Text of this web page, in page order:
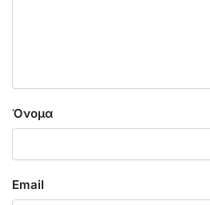
Όνομα
Email